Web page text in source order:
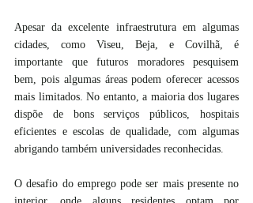
Apesar da excelente infraestrutura em algumas
cidades, como Viseu, Beja, e Covilhã, é
importante que futuros moradores pesquisem
bem, pois algumas áreas podem oferecer acessos
mais limitados. No entanto, a maioria dos lugares
dispõe de bons serviços públicos, hospitais
eficientes e escolas de qualidade, com algumas
abrigando também universidades reconhecidas.
O desafio do emprego pode ser mais presente no